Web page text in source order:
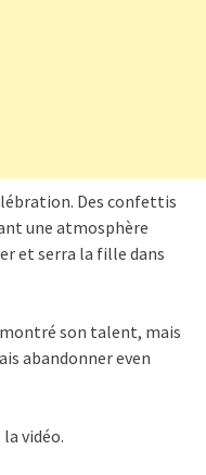
Des confettis
une atmosphère
et serra la fille dans
son talent, mais
abandonner even
vidéo.